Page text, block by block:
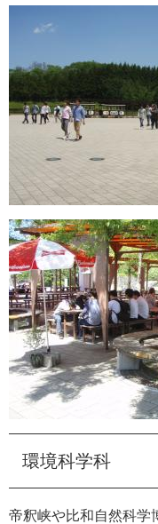
環境科学科
帝釈峡や比和自然科学